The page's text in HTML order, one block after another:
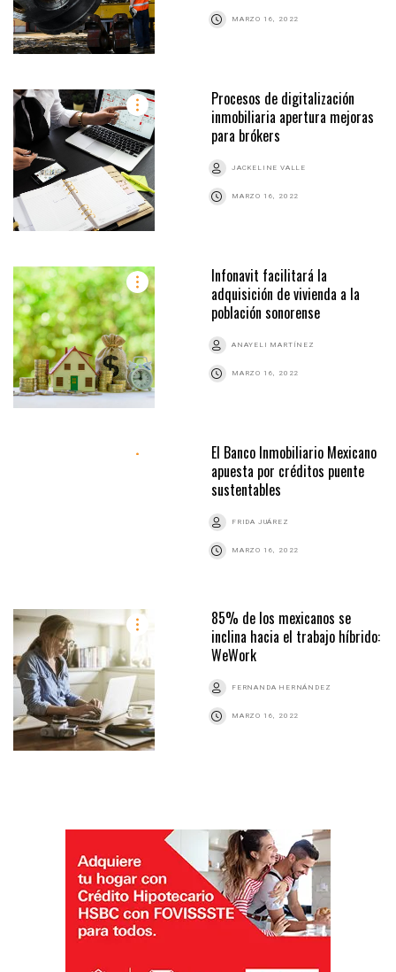
MARZO 16, 2022
Procesos de digitalización
inmobiliaria apertura mejoras
para brókers
JACKELINE VALLE
MARZO 16, 2022
Infonavit facilitará la
adquisición de vivienda a la
población sonorense
ANAYELI MARTÍNEZ
MARZO 16, 2022
El Banco Inmobiliario Mexicano
apuesta por créditos puente
sustentables
FRIDA JUÁREZ
MARZO 16, 2022
85% de los mexicanos se
inclina hacia el trabajo híbrido:
WeWork
FERNANDA HERNÁNDEZ
MARZO 16, 2022